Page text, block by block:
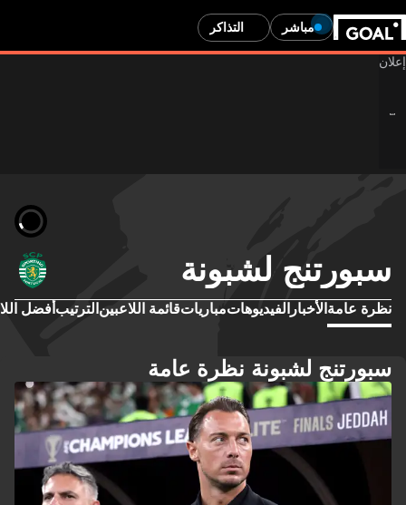
مباشر التذاكر
سبورتنج لشبونة
نظرة عامة الأخبار الفيديوهاتمبارياتقائمة اللاعبين الترتيب أفضل
سبورتنج لشبونة نظرة عامة